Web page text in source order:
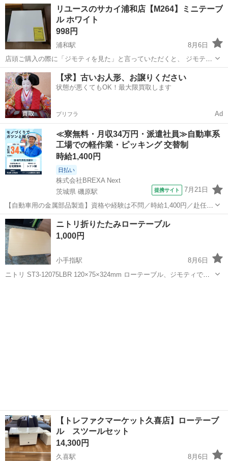
お届け可能です。 購入時価格：2,792円 ニトリ商品コード ...
埼玉 川口市 テーブル
リユースのサカイ浦和店【M264】ミニテーブ
ル ホワイト
998円
浦和駅
8月6日
店頭ご購入の際に「ジモティを見た」と言っていただくと、 ジモティ
限定価格(店頭価格より7%OFF)でのご購入が可能です。
◆◇◆◇◆◇◆◇◆◇◆◇◆◇◆◇◆◇◆◇◆◇◆◇◆◇◆◇ ただい
ま買取強化中！◇ 地域No.1の買取...
埼玉 さいたま市 浦和駅 テーブル サカイ
【求】古いお人形、お譲りください
状態が悪くてもOK！最大限買取します
プリフラ Ad
≪寮無料・月収34万円・派遣社員≫自動車系
工場での軽作業・ピッキング 交替制
時給1,400円
日払い
株式会社BREXA Next
茨城県 磯原駅
提携サイト 7月21日
【自動車用の金属部品製造】資格や経験は不問／時給1,400円／赴任旅
費会社負担／正社員登用のチャンスあり／食堂利用可能／マイカー通
勤OK《茨城県茨城市》 人気の工場のお仕事 ◇トラックの金属部品の
製造◇ ★トラックの金属...
茨城 北茨城市 磯原駅 その他
ニトリ折りたたみローテーブル
1,000円
小手指駅
8月6日
ニトリ ST3-12075LBR 120×75×324mm ローテーブル、ジモティで取
【トレファクマーケット久喜店】ローテーブ
ル スツールセット
14,300円
久喜駅
8月6日